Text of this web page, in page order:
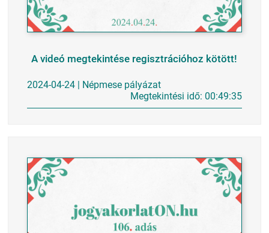
A videó megtekintése regisztrációhoz kötött!
2024-04-24 | Népmese pályázat
Megtekintési idő: 00:49:35